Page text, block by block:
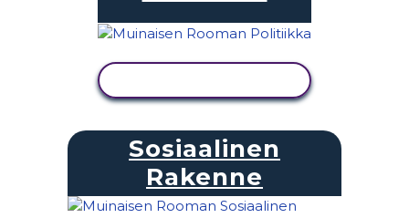
Sosiaalinen
Rakenne